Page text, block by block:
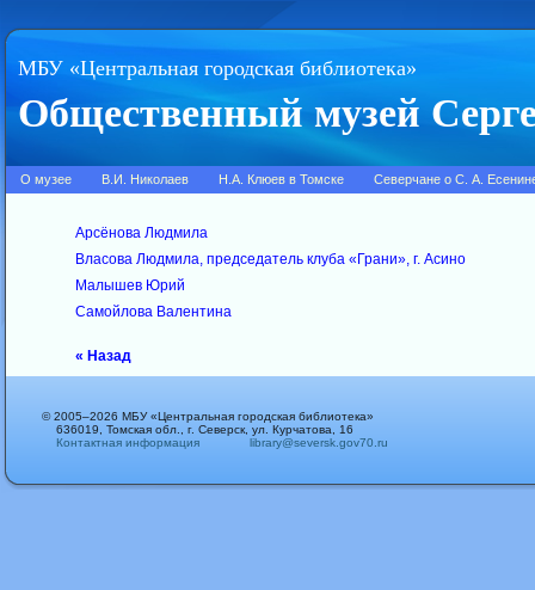
МБУ «Центральная городская библиотека»
Общественный музей
О музее В.И. Николаев Н.А. Клюев в Томске Северчане о С. А.
Арсёнова Людмила
Власова Людмила, председатель клуба «Грани», г. Асино
Малышев Юрий
Самойлова Валентина
« Назад
© 2005–2026 МБУ «Центральная городская библиотека»
636019, Томская обл., г. Северск, ул. Курчатова, 16
Контактная информация
library@seversk.gov70.ru